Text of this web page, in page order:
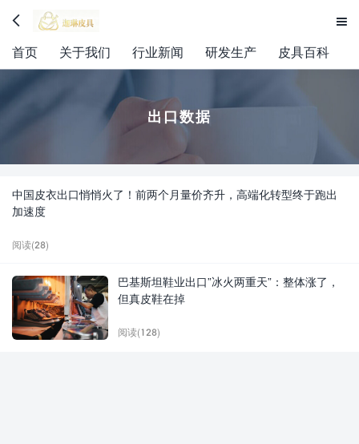
 
首页 关于我们 行业新闻 研发生产 皮具百科
出口数据
中国皮衣出口悄悄火了！前两个月量价齐升，高端化转型终于跑出
加速度
阅读(28)
巴基斯坦鞋业出口”冰火两重天”：整体涨了，
但真皮鞋在掉
阅读(128)